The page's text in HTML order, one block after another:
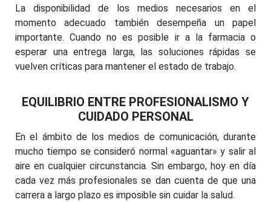
La disponibilidad de los medios necesarios en el
momento adecuado también desempeña un papel
importante. Cuando no es posible ir a la farmacia o
esperar una entrega larga, las soluciones rápidas se
vuelven críticas para mantener el estado de trabajo.
EQUILIBRIO ENTRE PROFESIONALISMO Y
CUIDADO PERSONAL
En el ámbito de los medios de comunicación, durante
mucho tiempo se consideró normal «aguantar» y salir al
aire en cualquier circunstancia. Sin embargo, hoy en día
cada vez más profesionales se dan cuenta de que una
carrera a largo plazo es imposible sin cuidar la salud.